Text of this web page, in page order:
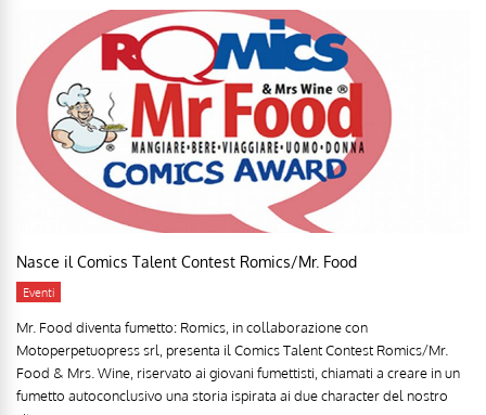
Nasce il Comics Talent Contest Romics/Mr. Food
Eventi
Mr. Food diventa fumetto: Romics, in collaborazione con
Motoperpetuopress srl, presenta il Comics Talent Contest Romics/Mr.
Food & Mrs. Wine, riservato ai giovani fumettisti, chiamati a creare in un
fumetto autoconclusivo una storia ispirata ai due character del nostro